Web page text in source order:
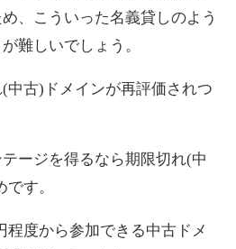
、こういった名義貸しのよう
難しいでしょう。
中古)ドメインが再評価されつ
ージを得るなら期限切れ(中
す。
程度から参加できる中古ドメ